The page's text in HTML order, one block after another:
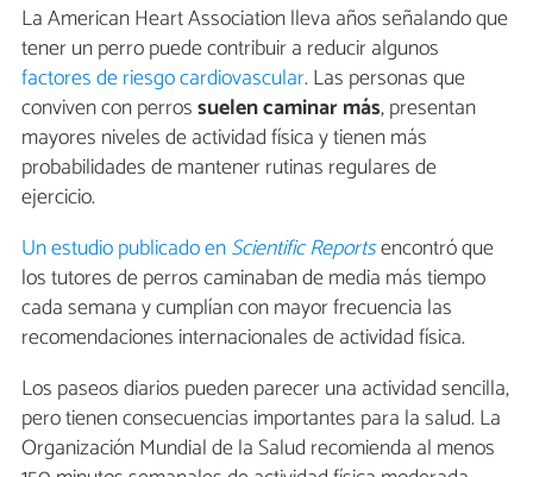
La American Heart Association lleva años señalando que
tener un perro puede contribuir a reducir algunos
factores de riesgo cardiovascular. Las personas que
conviven con perrossuelen caminar más, presentan
mayores niveles de actividad física y tienen más
probabilidades de mantener rutinas regulares de
ejercicio.
Un estudio publicado enScientific Reportsencontró que
los tutores de perros caminaban de media más tiempo
cada semana y cumplían con mayor frecuencia las
recomendaciones internacionales de actividad física.
Los paseos diarios pueden parecer una actividad sencilla,
pero tienen consecuencias importantes para la salud. La
Organización Mundial de la Salud recomienda al menos